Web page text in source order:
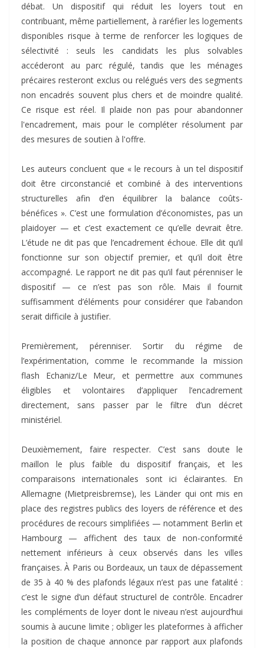
débat. Un dispositif qui réduit les loyers tout en
contribuant, même partiellement, à raréfier les logements
disponibles risque à terme de renforcer les logiques de
sélectivité : seuls les candidats les plus solvables
accéderont au parc régulé, tandis que les ménages
précaires resteront exclus ou relégués vers des segments
non encadrés souvent plus chers et de moindre qualité.
Ce risque est réel. Il plaide non pas pour abandonner
l'encadrement, mais pour le compléter résolument par
des mesures de soutien à l'offre.
Les auteurs concluent que « le recours à un tel dispositif
doit être circonstancié et combiné à des interventions
structurelles afin d’en équilibrer la balance coûts-
bénéfices ». C’est une formulation d’économistes, pas un
plaidoyer — et c’est exactement ce qu’elle devrait être.
L’étude ne dit pas que l’encadrement échoue. Elle dit qu’il
fonctionne sur son objectif premier, et qu’il doit être
accompagné. Le rapport ne dit pas qu’il faut pérenniser le
dispositif — ce n’est pas son rôle. Mais il fournit
suffisamment d’éléments pour considérer que l’abandon
serait difficile à justifier.
Premièrement, pérenniser. Sortir du régime de
l’expérimentation, comme le recommande la mission
flash Echaniz/Le Meur, et permettre aux communes
éligibles et volontaires d’appliquer l’encadrement
directement, sans passer par le filtre d’un décret
ministériel.
Deuxièmement, faire respecter. C’est sans doute le
maillon le plus faible du dispositif français, et les
comparaisons internationales sont ici éclairantes. En
Allemagne (Mietpreisbremse), les Länder qui ont mis en
place des registres publics des loyers de référence et des
procédures de recours simplifiées — notamment Berlin et
Hambourg — affichent des taux de non-conformité
nettement inférieurs à ceux observés dans les villes
françaises. À Paris ou Bordeaux, un taux de dépassement
de 35 à 40 % des plafonds légaux n’est pas une fatalité :
c’est le signe d’un défaut structurel de contrôle. Encadrer
les compléments de loyer dont le niveau n’est aujourd’hui
soumis à aucune limite ; obliger les plateformes à afficher
la position de chaque annonce par rapport aux plafonds